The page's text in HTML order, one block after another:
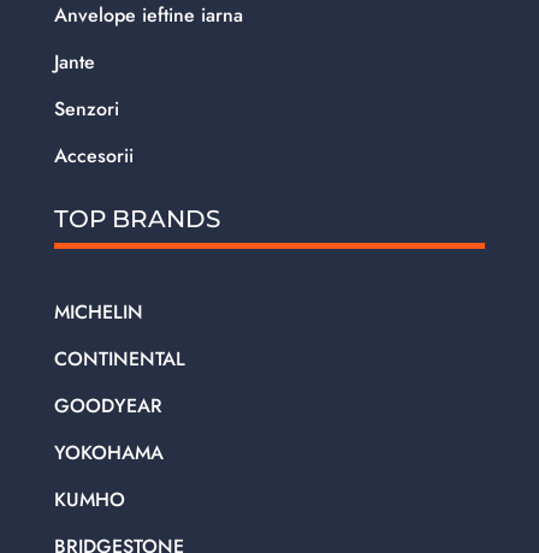
Anvelope ieftine iarna
Jante
Senzori
Accesorii
TOP BRANDS
MICHELIN
CONTINENTAL
GOODYEAR
YOKOHAMA
KUMHO
BRIDGESTONE